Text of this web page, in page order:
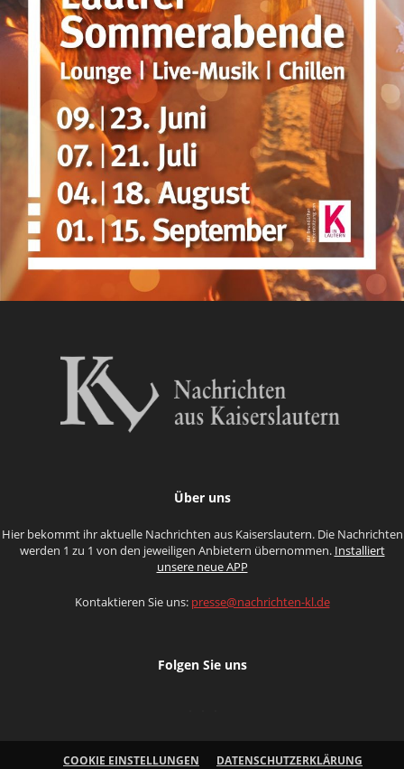
Über uns
Hier bekommt ihr aktuelle Nachrichten aus Kaiserslautern. Die Nachrichten
werden 1 zu 1 von den jeweiligen Anbietern übernommen. Installiert
unsere neue APP
Kontaktieren Sie uns: presse@nachrichten-kl.de
Folgen Sie uns
COOKIE EINSTELLUNGEN
DATENSCHUTZERKLÄRUNG